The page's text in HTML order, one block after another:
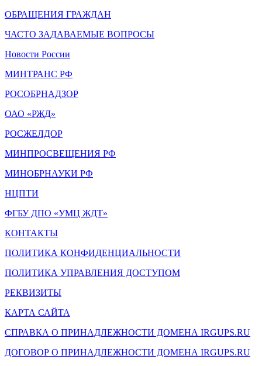
ОБРАЩЕНИЯ ГРАЖДАН
ЧАСТО ЗАДАВАЕМЫЕ ВОПРОСЫ
Новости России
МИНТРАНС РФ
РОСОБРНАДЗОР
ОАО «РЖД»
РОСЖЕЛДОР
МИНПРОСВЕЩЕНИЯ РФ
МИНОБРНАУКИ РФ
НЦПТИ
ФГБУ ДПО «УМЦ ЖДТ»
КОНТАКТЫ
ПОЛИТИКА КОНФИДЕНЦИАЛЬНОСТИ
ПОЛИТИКА УПРАВЛЕНИЯ ДОСТУПОМ
РЕКВИЗИТЫ
КАРТА САЙТА
СПРАВКА О ПРИНАДЛЕЖНОСТИ ДОМЕНА IRGUPS.RU
ДОГОВОР О ПРИНАДЛЕЖНОСТИ ДОМЕНА IRGUPS.RU